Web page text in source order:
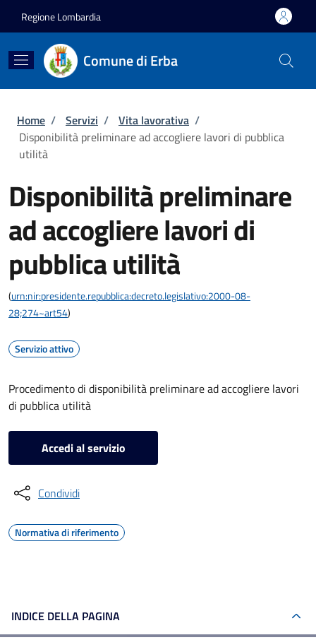
Regione Lombardia
Comune di Erba
Briciole di pane
Home / Servizi / Vita lavorativa /
Disponibilità preliminare ad accogliere lavori di pubblica
utilità
Disponibilità preliminare
ad accogliere lavori di
pubblica utilità
(urn:nir:presidente.repubblica:decreto.legislativo:2000-08-
28;274~art54)
Servizio attivo
Procedimento di disponibilità preliminare ad accogliere lavori
di pubblica utilità
Accedi al servizio
Condividi
Normativa di riferimento
INDICE DELLA PAGINA